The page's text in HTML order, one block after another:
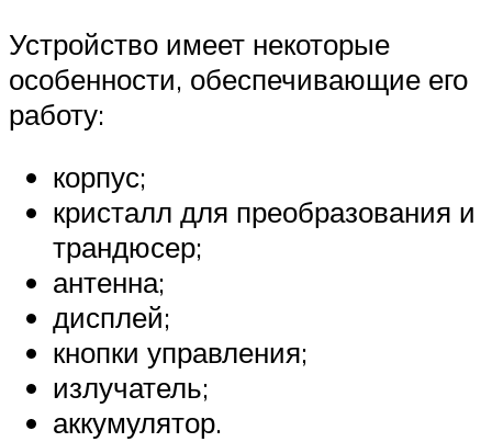
Устройство имеет некоторые
особенности, обеспечивающие его
работу:
корпус;
кристалл для преобразования и
трандюсер;
антенна;
дисплей;
кнопки управления;
излучатель;
аккумулятор.